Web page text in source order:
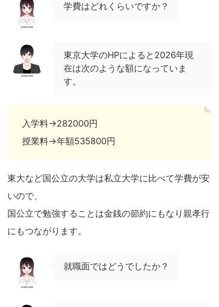
学費はどれくらいですか？
東京大学のHPによると2026年現
在は次のような額になっていま
す。
入学料→282000円
授業料→年額535800円
東大など国公立の大学は私立大学に比べて学費が安
いので、
国公立で勉強することは金銭の節約にもなり親孝行
にもつながります。
就職面ではどうでしたか？